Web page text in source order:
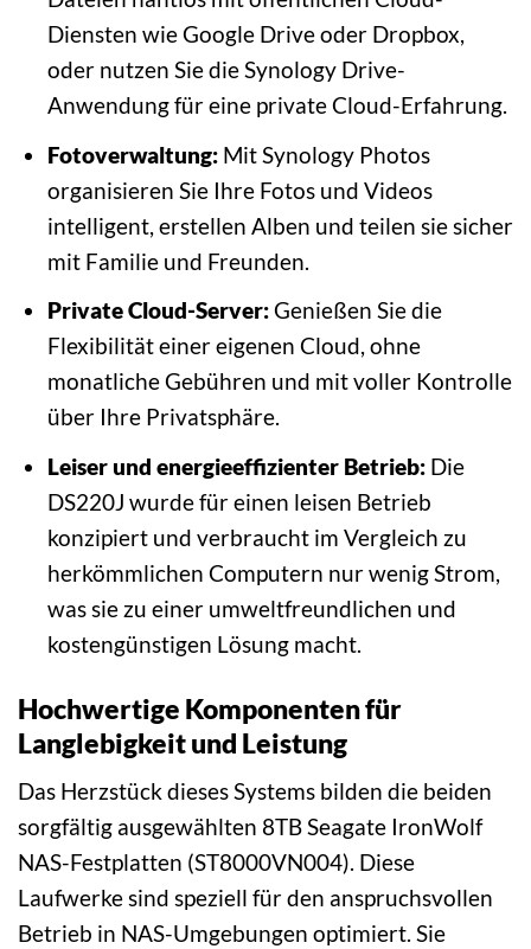
Diensten wie Google Drive oder Dropbox,
oder nutzen Sie die Synology Drive-
Anwendung für eine private Cloud-Erfahrung.
Fotoverwaltung:Mit Synology Photos
organisieren Sie Ihre Fotos und Videos
intelligent, erstellen Alben und teilen sie sicher
mit Familie und Freunden.
Private Cloud-Server:Genießen Sie die
Flexibilität einer eigenen Cloud, ohne
monatliche Gebühren und mit voller Kontrolle
über Ihre Privatsphäre.
Leiser und energieeffizienter Betrieb:Die
DS220J wurde für einen leisen Betrieb
konzipiert und verbraucht im Vergleich zu
herkömmlichen Computern nur wenig Strom,
was sie zu einer umweltfreundlichen und
kostengünstigen Lösung macht.
Hochwertige Komponenten für
Langlebigkeit und Leistung
Das Herzstück dieses Systems bilden die beiden
sorgfältig ausgewählten 8TB Seagate IronWolf
NAS-Festplatten (ST8000VN004). Diese
Laufwerke sind speziell für den anspruchsvollen
Betrieb in NAS-Umgebungen optimiert. Sie